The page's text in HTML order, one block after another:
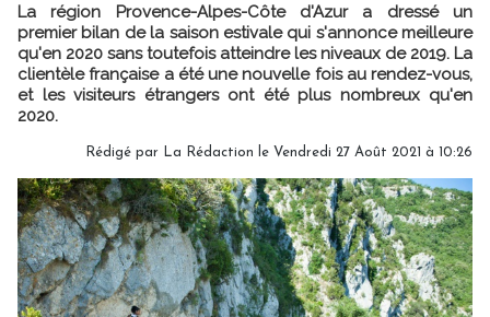
La région Provence-Alpes-Côte d'Azur a dressé un
premier bilan de la saison estivale qui s'annonce meilleure
qu'en 2020 sans toutefois atteindre les niveaux de 2019. La
clientèle française a été une nouvelle fois au rendez-vous,
et les visiteurs étrangers ont été plus nombreux qu'en
2020.
Rédigé par La Rédaction le Vendredi 27 Août 2021 à 10:26